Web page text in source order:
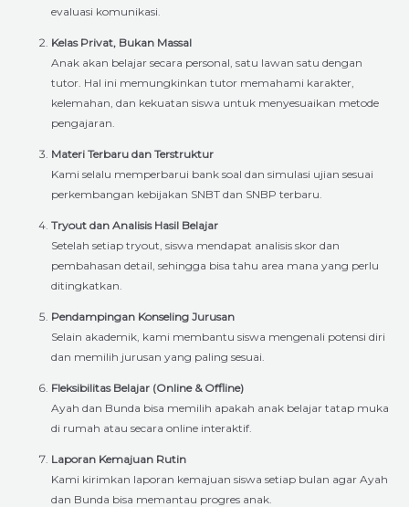
evaluasi komunikasi.
Kelas Privat, Bukan Massal
Anak akan belajar secara personal, satu lawan satu dengan
tutor. Hal ini memungkinkan tutor memahami karakter,
kelemahan, dan kekuatan siswa untuk menyesuaikan metode
pengajaran.
Materi Terbaru dan Terstruktur
Kami selalu memperbarui bank soal dan simulasi ujian sesuai
perkembangan kebijakan SNBT dan SNBP terbaru.
Tryout dan Analisis Hasil Belajar
Setelah setiap tryout, siswa mendapat analisis skor dan
pembahasan detail, sehingga bisa tahu area mana yang perlu
ditingkatkan.
Pendampingan Konseling Jurusan
Selain akademik, kami membantu siswa mengenali potensi diri
dan memilih jurusan yang paling sesuai.
Fleksibilitas Belajar (Online & Offline)
Ayah dan Bunda bisa memilih apakah anak belajar tatap muka
di rumah atau secara online interaktif.
Laporan Kemajuan Rutin
Kami kirimkan laporan kemajuan siswa setiap bulan agar Ayah
dan Bunda bisa memantau progres anak.